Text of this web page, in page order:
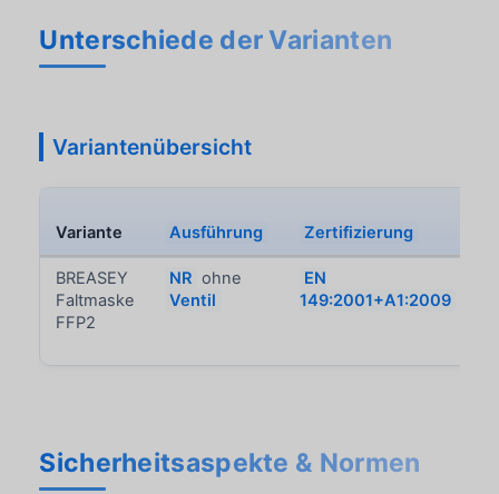
Unterschiede der Varianten
Variantenübersicht
Variante Ausführung Zertifizierung
BREASEY
Faltmaske
FFP2
NR ohne
Ventil
EN
149:2001+A1:2009
Sicherheitsaspekte & Normen